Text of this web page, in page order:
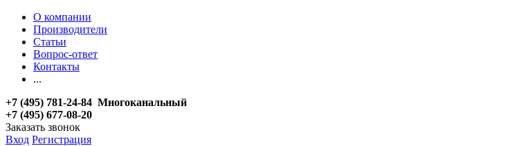
О компании
Производители
Статьи
Вопрос-ответ
Контакты
...
+7 (495) 781-24-84 Многоканальный
+7 (495) 677-08-20
Заказать звонок
Вход Регистрация